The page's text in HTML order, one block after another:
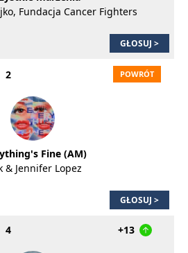
Fundacja Cancer Fighters
GŁOSUJ >
2
Fine (AM)
& Jennifer Lopez
GŁOSUJ >
4 +13